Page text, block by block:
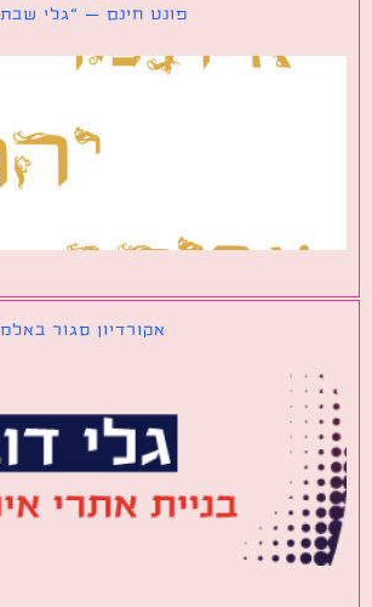
פונט חינם – ״גלי שבת שלום״
אקורדיון סגור באלמנטור